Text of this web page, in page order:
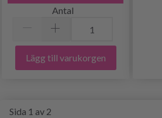
Antal
Lägg till varukorgen
Sida 1 av 2